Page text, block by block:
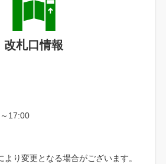
改札口情報
17:00
り変更となる場合がございます。